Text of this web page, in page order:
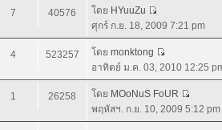
7 40576 โดย HYuuZu
ศุกร์ ก.ย. 18, 2009 7:21 pm
4 523257 โดย monktong
อาทิตย์ ม.ค. 03, 2010 12:25
1 26258 โดย MOoNuS FoUR
พฤหัสฯ. ก.ย. 10, 2009 5:12 pm